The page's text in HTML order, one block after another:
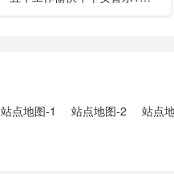
站点地图-1 站点地图-2 站点